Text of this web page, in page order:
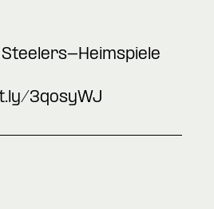
Heimspiele
3qosyWJ